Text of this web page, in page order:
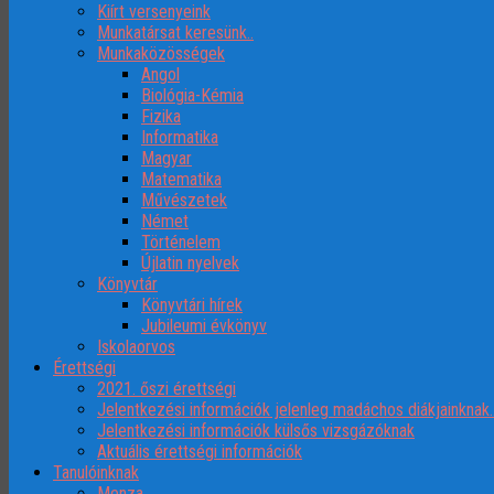
Kiírt versenyeink
Munkatársat keresünk..
Munkaközösségek
Angol
Biológia-Kémia
Fizika
Informatika
Magyar
Matematika
Művészetek
Német
Történelem
Újlatin nyelvek
Könyvtár
Könyvtári hírek
Jubileumi évkönyv
Iskolaorvos
Érettségi
2021. őszi érettségi
Jelentkezési információk jelenleg madáchos
Jelentkezési információk külsős vizsgázóknak
Aktuális érettségi információk
Tanulóinknak